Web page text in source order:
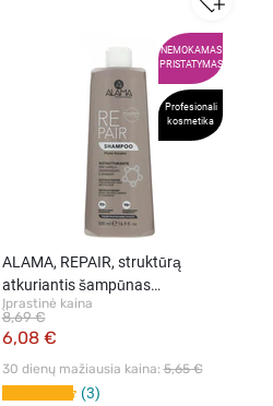
NEMOKAMAS
PRISTATYMAS
Profesionali
kosmetika
ALAMA, REPAIR, struktūrą
atkuriantis šampūnas
pažeistiems ir gležniems
plaukams, 500 ml
Įprastinė kaina
6,08 €
8,69 €
30 dienų mažiausia kaina: 5,65 €
3